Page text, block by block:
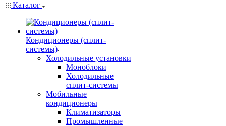
Каталог
Кондиционеры (сплит-
системы)
Холодильные установки
Моноблоки
Холодильные
сплит-системы
Мобильные
кондиционеры
Климатизаторы
Промышленные